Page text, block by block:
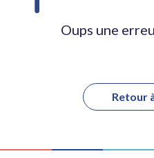
Oups une
Retour